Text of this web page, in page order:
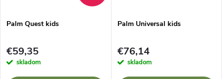
Palm Quest kids
€59,35
skladom
Palm Universal kids
€76,14
skladom